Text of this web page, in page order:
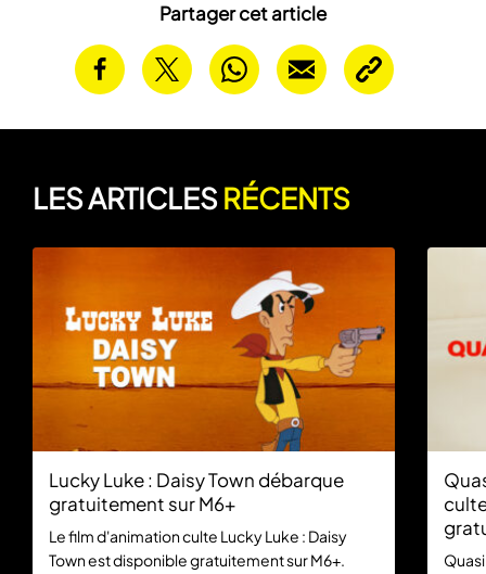
Partager cet article
LES ARTICLESRÉCENTS
Lucky Luke : Daisy Town débarque
gratuitement sur M6+
Le film d'animation culte Lucky Luke : Daisy
Town est disponible gratuitement sur M6+.